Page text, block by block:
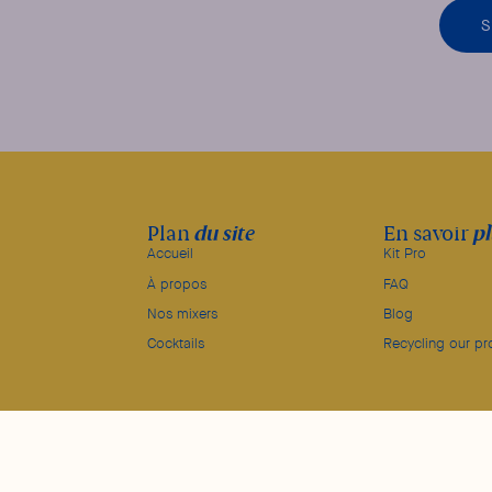
Plandu site
Accueil
À propos
Nos mixers
Cocktails
En savoir
Kit Pro
FAQ
Blog
Recycling our